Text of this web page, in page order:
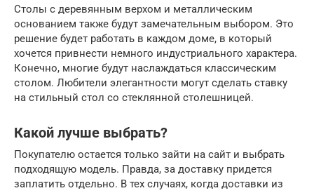
Столы с деревянным верхом и металлическим
основанием также будут замечательным выбором. Это
решение будет работать в каждом доме, в который
хочется привнести немного индустриального характера.
Конечно, многие будут наслаждаться классическим
столом. Любители элегантности могут сделать ставку
на стильный стол со стеклянной столешницей.
Какой лучше выбрать?
Покупателю остается только зайти на сайт и выбрать
подходящую модель. Правда, за доставку придется
заплатить отдельно. В тех случаях, когда доставки из